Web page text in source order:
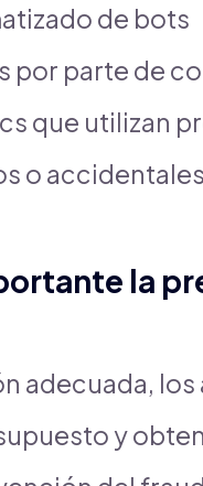
de bots
por parte de
que utilizan
o accidentales
la
adecuada,
y